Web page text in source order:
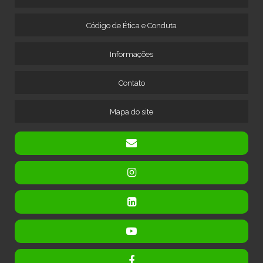
MÁQUINA PARA MOER SUCATA DE COBRE
MÁQUINA PARA SEPARAR COBRE DE ALUMÍNIO
MÁQUINA SEPARADORA DE CABOS ELETRÔNICOS
TRITURADOR DE COBRE A SECO
TRITURADOR DE FIOS E CABOS ELÉTRICOS
TRITURADOR E SEPARADOR DE METAIS
TRITURADOR PARA CABOS DE COBRE
TRITURADOR PARA FIOS ELÉTRICOS
TRITURADOR PARA RECICLAGEM DE FIOS ELÉTRICOS
Código de Ética e Conduta
Informações
Contato
Mapa do site